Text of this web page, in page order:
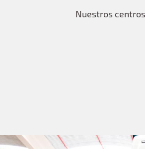
Nuestros